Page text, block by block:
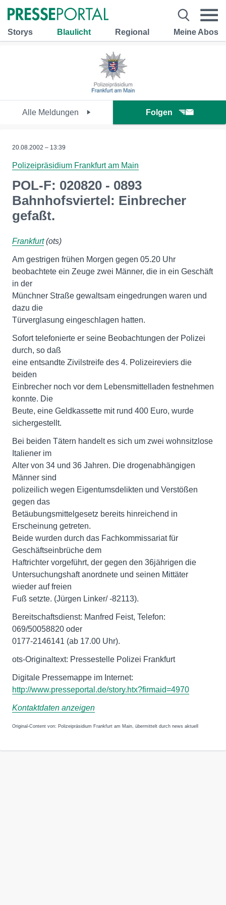
Storys Blaulicht Regional Meine Abos
Alle Meldungen Folgen
20.08.2002 – 13:39
Polizeipräsidium Frankfurt am Main
POL-F: 020820 - 0893
Bahnhofsviertel: Einbrecher
gefaßt.
Frankfurt(ots)
Am gestrigen frühen Morgen gegen 05.20 Uhr
beobachtete ein Zeuge zwei Männer, die in ein Geschäft
in der
Münchner Straße gewaltsam eingedrungen waren und
dazu die
Türverglasung eingeschlagen hatten.
Sofort telefonierte er seine Beobachtungen der Polizei
durch, so daß
eine entsandte Zivilstreife des 4. Polizeireviers die
beiden
Einbrecher noch vor dem Lebensmittelladen festnehmen
konnte. Die
Beute, eine Geldkassette mit rund 400 Euro, wurde
sichergestellt.
Bei beiden Tätern handelt es sich um zwei wohnsitzlose
Italiener im
Alter von 34 und 36 Jahren. Die drogenabhängigen
Männer sind
polizeilich wegen Eigentumsdelikten und Verstößen
gegen das
Betäubungsmittelgesetz bereits hinreichend in
Erscheinung getreten.
Beide wurden durch das Fachkommissariat für
Geschäftseinbrüche dem
Haftrichter vorgeführt, der gegen den 36jährigen die
Untersuchungshaft anordnete und seinen Mittäter
wieder auf freien
Fuß setzte. (Jürgen Linker/ -82113).
Bereitschaftsdienst: Manfred Feist, Telefon:
069/50058820 oder
0177-2146141 (ab 17.00 Uhr).
ots-Originaltext: Pressestelle Polizei Frankfurt
http://www.presseportal.de/story.htx?firmaid=4970
Kontaktdaten anzeigen
Original-Content von: Polizeipräsidium Frankfurt am Main, übermittelt durch news aktuell